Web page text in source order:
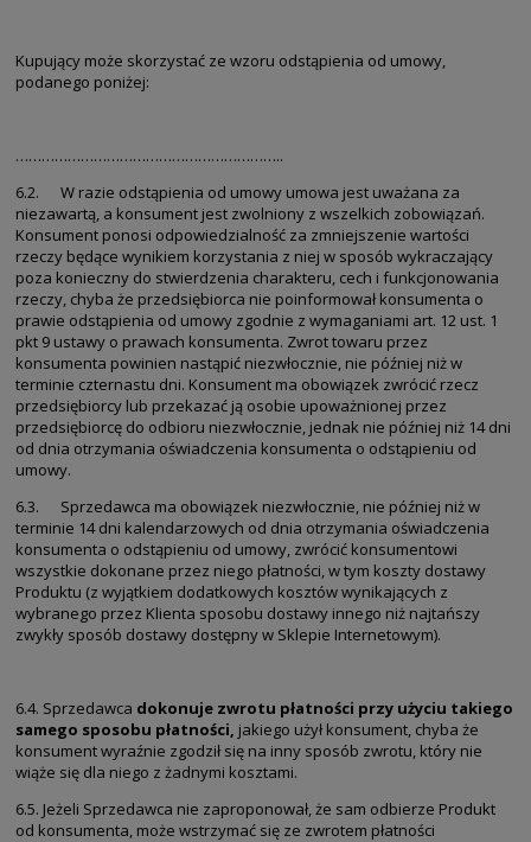
Kupujący może skorzystać ze wzoru odstąpienia od umowy,
podanego poniżej:
……………………………………………………..
6.2. W razie odstąpienia od umowy umowa jest uważana za
niezawartą, a konsument jest zwolniony z wszelkich zobowiązań.
Konsument ponosi odpowiedzialność za zmniejszenie wartości
rzeczy będące wynikiem korzystania z niej w sposób wykraczający
poza konieczny do stwierdzenia charakteru, cech i funkcjonowania
rzeczy, chyba że przedsiębiorca nie poinformował konsumenta o
prawie odstąpienia od umowy zgodnie z wymaganiami art. 12 ust. 1
pkt 9 ustawy o prawach konsumenta. Zwrot towaru przez
konsumenta powinien nastąpić niezwłocznie, nie później niż w
terminie czternastu dni. Konsument ma obowiązek zwrócić rzecz
przedsiębiorcy lub przekazać ją osobie upoważnionej przez
przedsiębiorcę do odbioru niezwłocznie, jednak nie później niż 14 dni
od dnia otrzymania oświadczenia konsumenta o odstąpieniu od
umowy.
6.3. Sprzedawca ma obowiązek niezwłocznie, nie później niż w
terminie 14 dni kalendarzowych od dnia otrzymania oświadczenia
konsumenta o odstąpieniu od umowy, zwrócić konsumentowi
wszystkie dokonane przez niego płatności, w tym koszty dostawy
Produktu (z wyjątkiem dodatkowych kosztów wynikających z
wybranego przez Klienta sposobu dostawy innego niż najtańszy
zwykły sposób dostawy dostępny w Sklepie Internetowym).
6.4. Sprzedawca dokonuje zwrotu płatności przy użyciu takiego
samego sposobu płatności, jakiego użył konsument, chyba że
konsument wyraźnie zgodził się na inny sposób zwrotu, który nie
wiąże się dla niego z żadnymi kosztami.
6.5. Jeżeli Sprzedawca nie zaproponował, że sam odbierze Produkt
od konsumenta, może wstrzymać się ze zwrotem płatności